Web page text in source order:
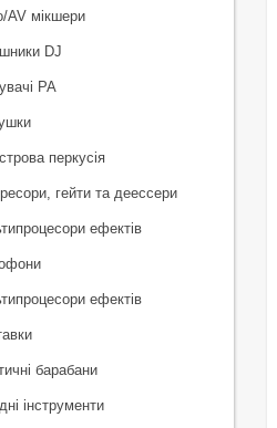
AV мікшери
DJ
PA
перкусія
гейти та деессери
ефектів
ефектів
барабани
інструменти